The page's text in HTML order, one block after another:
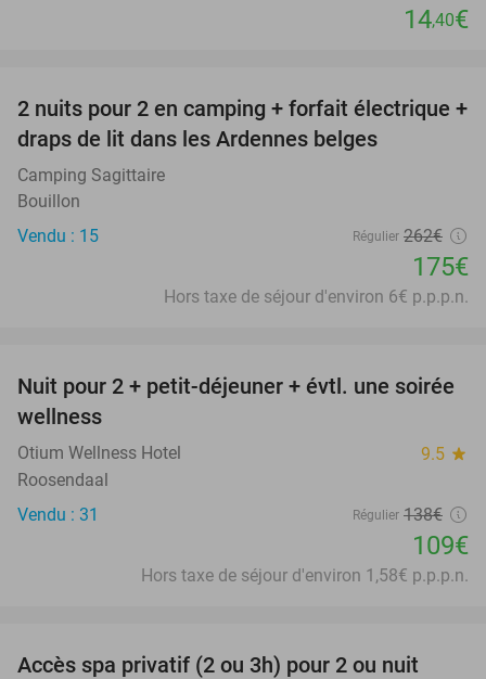
14,40€
33%
2 nuits pour 2 en camping + forfait électrique +
draps de lit dans les Ardennes belges
Camping Sagittaire
Bouillon
Vendu : 15
Régulier 262€
175€
Hors taxe de séjour d'environ 6€ p.p.p.n.
21%
Nuit pour 2 + petit-déjeuner + évtl. une soirée
wellness
Otium Wellness Hotel 9.5 star
Roosendaal
Vendu : 31
Régulier 138€
109€
Hors taxe de séjour d'environ 1,58€ p.p.p.n.
Accès spa privatif (2 ou 3h) pour 2 ou nuit